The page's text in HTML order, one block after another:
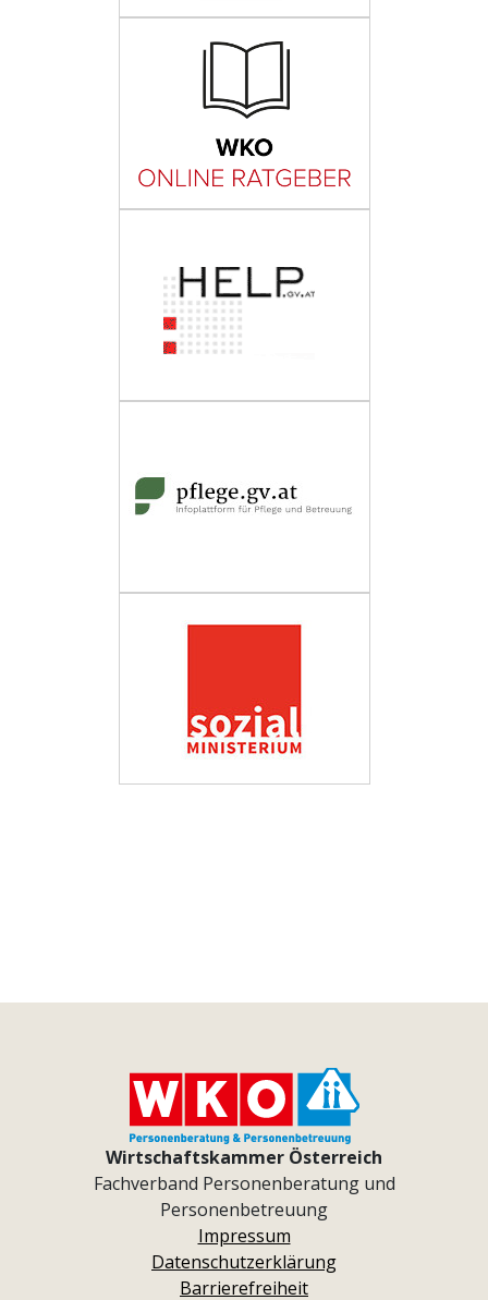
Wirtschaftskammer Österreich
Fachverband Personenberatung und
Personenbetreuung
Impressum
Datenschutzerklärung
Barrierefreiheit